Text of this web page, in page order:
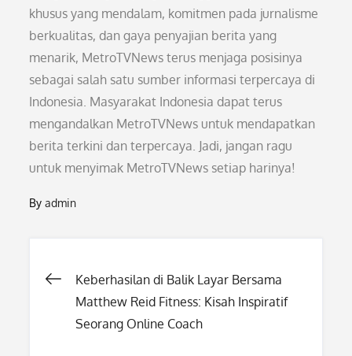
khusus yang mendalam, komitmen pada jurnalisme
berkualitas, dan gaya penyajian berita yang
menarik, MetroTVNews terus menjaga posisinya
sebagai salah satu sumber informasi terpercaya di
Indonesia. Masyarakat Indonesia dapat terus
mengandalkan MetroTVNews untuk mendapatkan
berita terkini dan terpercaya. Jadi, jangan ragu
untuk menyimak MetroTVNews setiap harinya!
Byadmin
Post
navigation
Keberhasilan di Balik Layar Bersama
Matthew Reid Fitness: Kisah Inspiratif
Seorang Online Coach